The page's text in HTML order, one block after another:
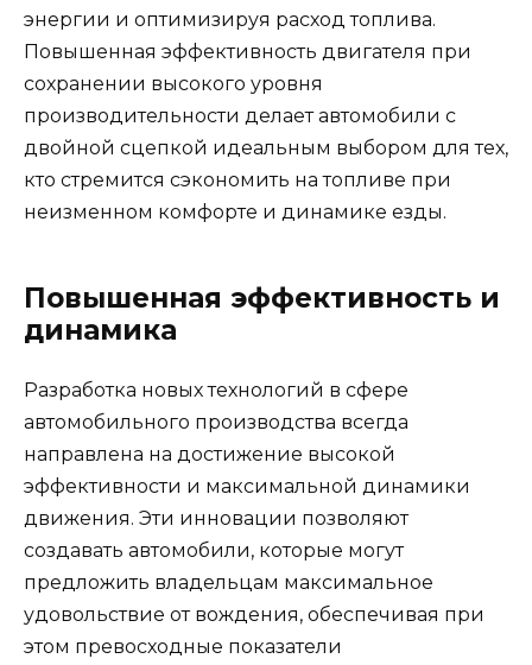
энергии и оптимизируя расход топлива.
Повышенная эффективность двигателя при
сохранении высокого уровня
производительности делает автомобили с
двойной сцепкой идеальным выбором для тех,
кто стремится сэкономить на топливе при
неизменном комфорте и динамике езды.
Повышенная эффективность и
динамика
Разработка новых технологий в сфере
автомобильного производства всегда
направлена на достижение высокой
эффективности и максимальной динамики
движения. Эти инновации позволяют
создавать автомобили, которые могут
предложить владельцам максимальное
удовольствие от вождения, обеспечивая при
этом превосходные показатели